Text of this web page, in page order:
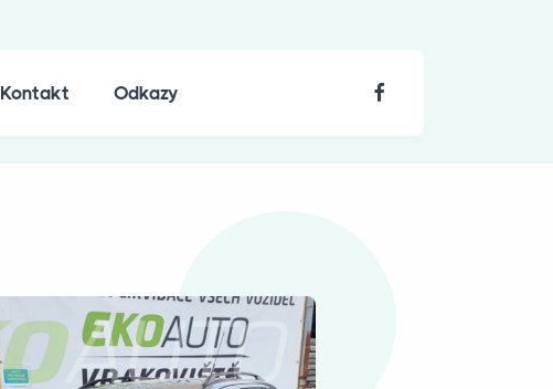
Kontakt Odkazy